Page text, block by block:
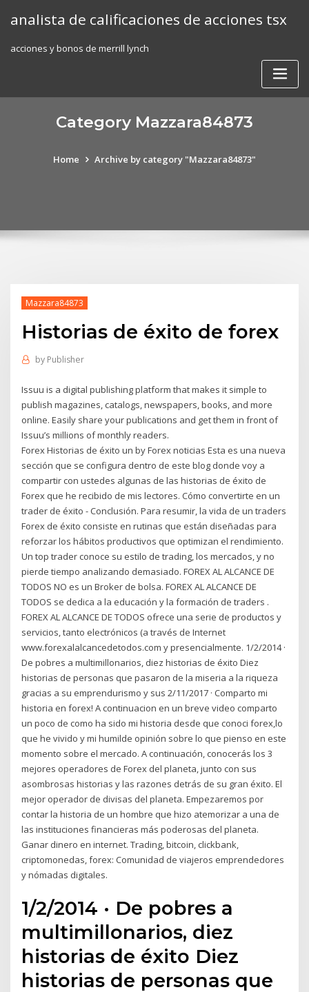
analista de calificaciones de acciones tsx
acciones y bonos de merrill lynch
Category Mazzara84873
Home Archive by category "Mazzara84873"
Mazzara84873
Historias de éxito de forex
by Publisher
Issuu is a digital publishing platform that makes it simple to
publish magazines, catalogs, newspapers, books, and more
online. Easily share your publications and get them in front of
Issuu’s millions of monthly readers.
Forex Historias de éxito un by Forex noticias Esta es una nueva
sección que se configura dentro de este blog donde voy a
compartir con ustedes algunas de las historias de éxito de
Forex que he recibido de mis lectores. Cómo convertirte en un
trader de éxito - Conclusión. Para resumir, la vida de un traders
Forex de éxito consiste en rutinas que están diseñadas para
reforzar los hábitos productivos que optimizan el rendimiento.
Un top trader conoce su estilo de trading, los mercados, y no
pierde tiempo analizando demasiado. FOREX AL ALCANCE DE
TODOS NO es un Broker de bolsa. FOREX AL ALCANCE DE
TODOS se dedica a la educación y la formación de traders .
FOREX AL ALCANCE DE TODOS ofrece una serie de productos y
servicios, tanto electrónicos (a través de Internet
www.forexalalcancedetodos.com y presencialmente. 1/2/2014 ·
De pobres a multimillonarios, diez historias de éxito Diez
historias de personas que pasaron de la miseria a la riqueza
gracias a su emprendurismo y sus 2/11/2017 · Comparto mi
historia en forex! A continuacion en un breve video comparto
un poco de como ha sido mi historia desde que conoci forex,lo
que he vivido y mi humilde opinión sobre lo que pienso en este
momento sobre el mercado. A continuación, conocerás los 3
mejores operadores de Forex del planeta, junto con sus
asombrosas historias y las razones detrás de su gran éxito. El
mejor operador de divisas del planeta. Empezaremos por
contar la historia de un hombre que hizo atemorizar a una de
las instituciones financieras más poderosas del planeta.
Ganar dinero en internet. Trading, bitcoin, clickbank,
criptomonedas, forex: Comunidad de viajeros emprendedores
y nómadas digitales.
1/2/2014 · De pobres a
multimillonarios, diez
historias de éxito Diez
historias de personas que